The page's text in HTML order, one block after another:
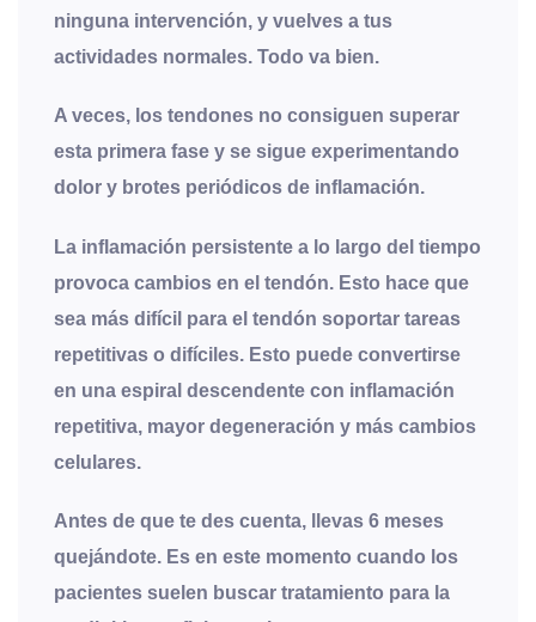
ninguna intervención, y vuelves a tus
actividades normales. Todo va bien.
A veces, los tendones no consiguen superar
esta primera fase y se sigue experimentando
dolor y brotes periódicos de inflamación.
La inflamación persistente a lo largo del tiempo
provoca cambios en el tendón. Esto hace que
sea más difícil para el tendón soportar tareas
repetitivas o difíciles. Esto puede convertirse
en una espiral descendente con inflamación
repetitiva, mayor degeneración y más cambios
celulares.
Antes de que te des cuenta, llevas 6 meses
quejándote. Es en este momento cuando los
pacientes suelen buscar tratamiento para la